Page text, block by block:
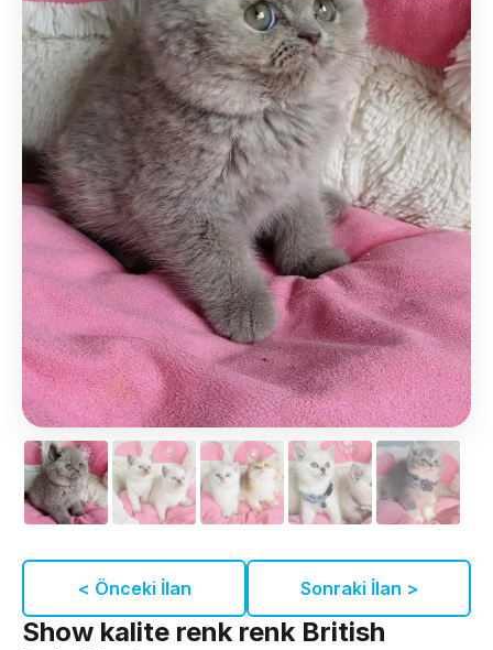
< Önceki İlan Sonraki İlan >
Show kalite renk renk British